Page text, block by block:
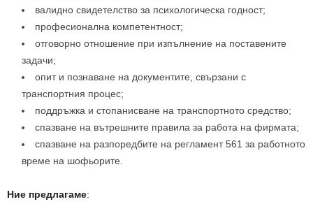
валидно свидетелство за психологическа годност;
професионална компетентност;
отговорно отношение при изпълнение на поставените
задачи;
опит и познаване на документите, свързани с
транспортния процес;
поддръжка и стопанисване на транспортното средство;
спазване на вътрешните правила за работа на фирмата;
спазване на разпоредбите на регламент 561 за работното
време на шофьорите.
Ние предлагаме: